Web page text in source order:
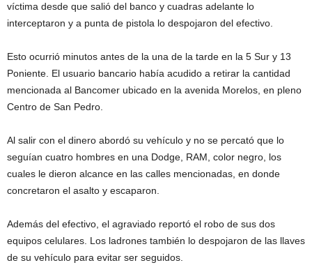
víctima desde que salió del banco y cuadras adelante lo
interceptaron y a punta de pistola lo despojaron del efectivo.
Esto ocurrió minutos antes de la una de la tarde en la 5 Sur y 13
Poniente. El usuario bancario había acudido a retirar la cantidad
mencionada al Bancomer ubicado en la avenida Morelos, en pleno
Centro de San Pedro.
Al salir con el dinero abordó su vehículo y no se percató que lo
seguían cuatro hombres en una Dodge, RAM, color negro, los
cuales le dieron alcance en las calles mencionadas, en donde
concretaron el asalto y escaparon.
Además del efectivo, el agraviado reportó el robo de sus dos
equipos celulares. Los ladrones también lo despojaron de las llaves
de su vehículo para evitar ser seguidos.